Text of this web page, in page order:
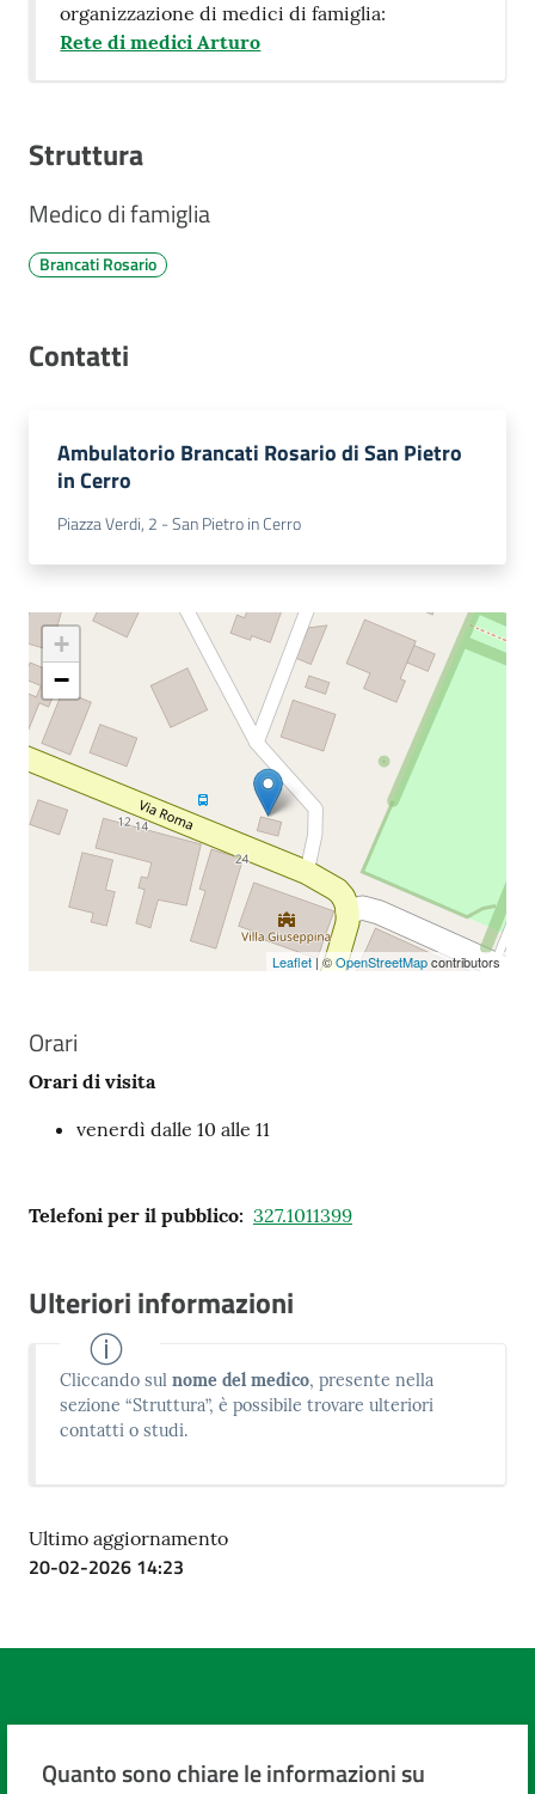
a
Costruiamo
Scuole
Imprese
Seguici
su
organizzazione di medici di famiglia:
Rete di medici Arturo
Struttura
Medico di famiglia
Brancati Rosario
Contatti
Ambulatorio Brancati Rosario di San Pietro
in Cerro
Piazza Verdi, 2 - San Pietro in Cerro
+
−
Leaflet | ©OpenStreetMapcontributors
Orari
Orari di visita
venerdì dalle 10 alle 11
Telefoni per il pubblico: 327.1011399
Ulteriori informazioni
Cliccando sulnome del medico, presente nella
sezione “Struttura”, è possibile trovare ulteriori
contatti o studi.
Ultimo aggiornamento
20-02-2026 14:23
Quanto sono chiare le informazioni su